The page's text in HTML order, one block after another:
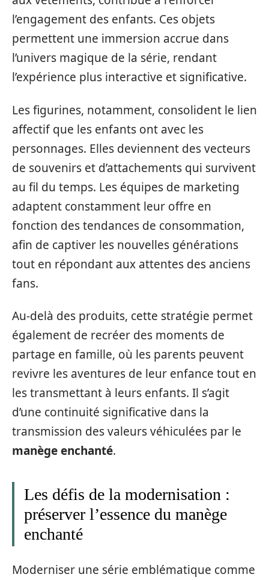
l’engagement des enfants. Ces objets
permettent une immersion accrue dans
l’univers magique de la série, rendant
l’expérience plus interactive et significative.
Les figurines, notamment, consolident le lien
affectif que les enfants ont avec les
personnages. Elles deviennent des vecteurs
de souvenirs et d’attachements qui survivent
au fil du temps. Les équipes de marketing
adaptent constamment leur offre en
fonction des tendances de consommation,
afin de captiver les nouvelles générations
tout en répondant aux attentes des anciens
fans.
Au-delà des produits, cette stratégie permet
également de recréer des moments de
partage en famille, où les parents peuvent
revivre les aventures de leur enfance tout en
les transmettant à leurs enfants. Il s’agit
d’une continuité significative dans la
transmission des valeurs véhiculées par le
manège enchanté.
Les défis de la modernisation :
préserver l’essence du manège
enchanté
Moderniser une série emblématique comme